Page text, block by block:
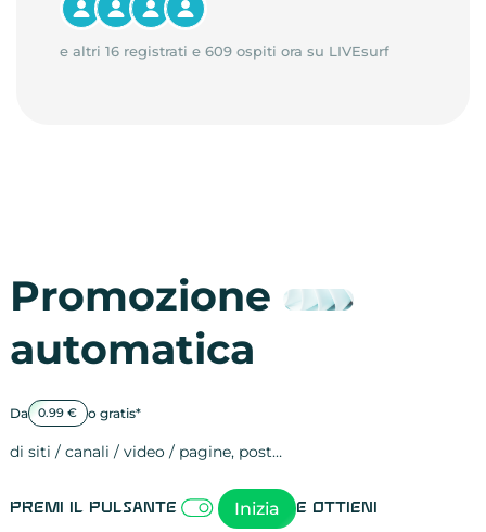
e altri 16 registrati e 609 ospiti ora su LIVEsurf
Promozione
automatica
Da 0.99 € o gratis*
di siti / canali / video / pagine, post…
Premi il pulsante Inizia e ottieni